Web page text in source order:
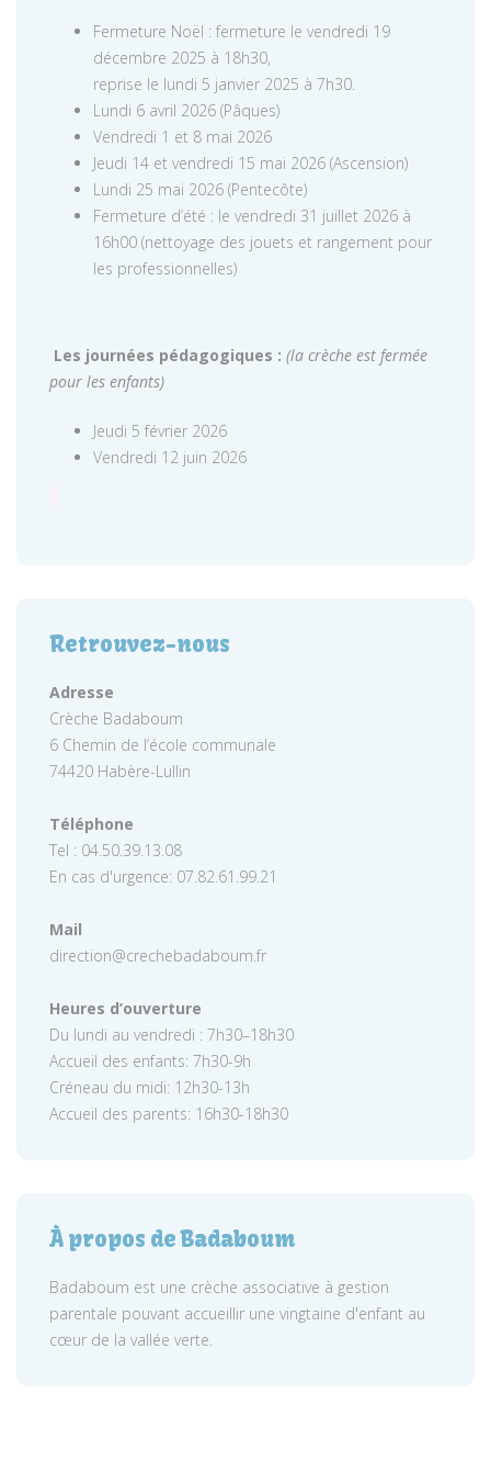
Fermeture Noël : fermeture le vendredi 19
décembre 2025 à 18h30,
reprise le lundi 5 janvier 2025 à 7h30.
Lundi 6 avril 2026 (Pâques)
Vendredi 1 et 8 mai 2026
Jeudi 14 et vendredi 15 mai 2026 (Ascension)
Lundi 25 mai 2026 (Pentecôte)
Fermeture d’été : le vendredi 31 juillet 2026 à
16h00 (nettoyage des jouets et rangement pour
les professionnelles)
Les journées pédagogiques : (la crèche est fermée
pour les enfants)
Jeudi 5 février 2026
Vendredi 12 juin 2026
Retrouvez-nous
Adresse
Crèche Badaboum
6 Chemin de l’école communale
74420 Habère-Lullin
Téléphone
Tel : 04.50.39.13.08
En cas d'urgence: 07.82.61.99.21
Mail
direction@crechebadaboum.fr
Heures d’ouverture
Du lundi au vendredi : 7h30–18h30
Accueil des enfants: 7h30-9h
Créneau du midi: 12h30-13h
Accueil des parents: 16h30-18h30
À propos de Badaboum
Badaboum est une crèche associative à gestion
parentale pouvant accueillir une vingtaine d'enfant au
cœur de la vallée verte.